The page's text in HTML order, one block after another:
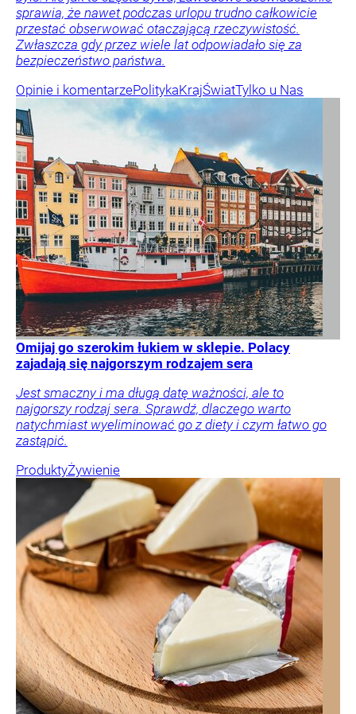
sprawia, że nawet podczas urlopu trudno całkowicie
przestać obserwować otaczającą rzeczywistość.
Zwłaszcza gdy przez wiele lat odpowiadało się za
bezpieczeństwo państwa.
Opinie i komentarzePolitykaKrajŚwiatTylko u Nas
Omijaj go szerokim łukiem w sklepie. Polacy
zajadają się najgorszym rodzajem sera
Jest smaczny i ma długą datę ważności, ale to
najgorszy rodzaj sera. Sprawdź, dlaczego warto
natychmiast wyeliminować go z diety i czym łatwo go
zastąpić.
ProduktyŻywienie